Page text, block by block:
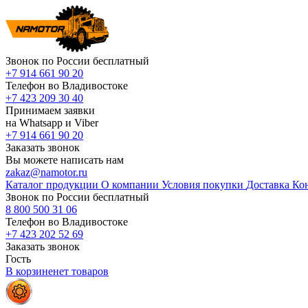
Звонок по России бесплатный
+7 914 661 90 20
Телефон во Владивостоке
+7 423 209 30 40
Принимаем заявки
на Whatsapp и Viber
+7 914 661 90 20
Заказать звонок
Вы можете написать нам
zakaz@namotor.ru
Каталог продукции О компании Условия покупки Доставка
Звонок по России бесплатный
8 800 500 31 06
Телефон во Владивостоке
+7 423 202 52 69
Заказать звонок
Гость
В корзиненет товаров